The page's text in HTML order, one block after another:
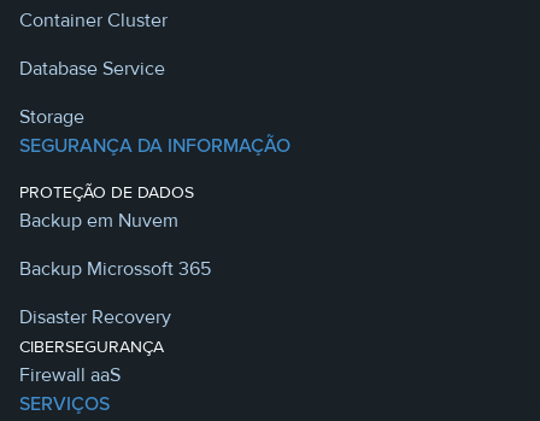
Container Cluster
Database Service
Storage
SEGURANÇA DA INFORMAÇÃO
PROTEÇÃO DE DADOS
Backup em Nuvem
Backup Microssoft 365
Disaster Recovery
CIBERSEGURANÇA
Firewall aaS
SERVIÇOS